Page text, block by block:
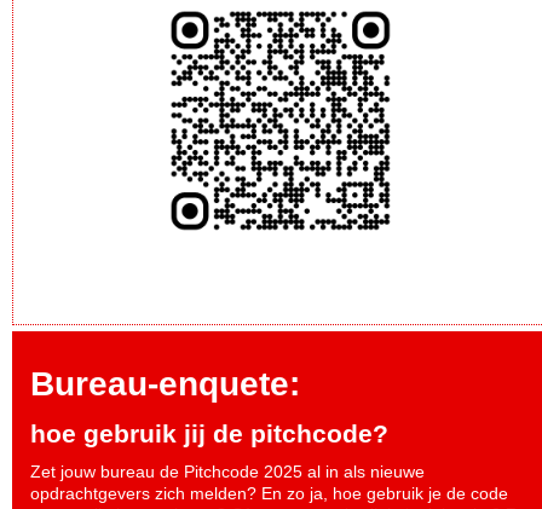
Bureau-enquete:
hoe gebruik jij de pitchcode?
Zet jouw bureau de Pitchcode 2025 al in als nieuwe
opdrachtgevers zich melden? En zo ja, hoe gebruik je de code